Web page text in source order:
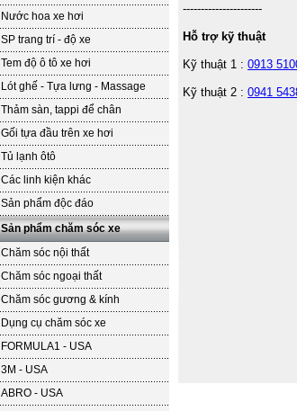
Nước hoa xe hơi
SP trang trí - độ xe
Tem độ ô tô xe hơi
Lót ghế - Tựa lưng - Massage
Thảm sàn, tappi để chân
Gối tựa đầu trên xe hơi
Tủ lạnh ôtô
Các linh kiện khác
Sản phẩm độc đáo
Sản phẩm chăm sóc xe
Chăm sóc nội thất
Chăm sóc ngoại thất
Chăm sóc gương & kính
Dụng cụ chăm sóc xe
FORMULA1 - USA
3M - USA
ABRO - USA
----------------------
Hỗ trợ kỹ thuật
Kỹ thuật 1 : 0913
Kỹ thuật 2 : 0941